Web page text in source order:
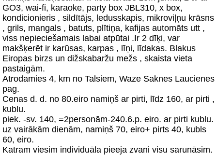
GO3, wai-fi, karaoke, party box JBL310, x box,
kondicionieris , sildītājs, ledusskapis, mikroviļņu krāsns
, grils, mangals , batuts, plītiņa, kafijas automāts utt ,
viss nepieciešamais labai atpūtai .Ir 2 dīķi, var
makšķerēt ir karūsas, karpas , līņi, līdakas. Blakus
Eiropas birzs un dižskabaržu mežs , skaista vieta
pastaigām.
Atrodamies 4, km no Talsiem, Waze Saknes Laucienes
pag.
Cenas d. d. no 80.eiro namiņš ar pirti, līdz 160, ar pirti ,
kublu.
piek. -sv. 140, =2personām-240.6.p. eiro. ar pirti kublu.
uz vairākām dienām, namiņš 70, eiro+ pirts 40, kubls
60, eiro.
Katram viesim individuāla pieeja zvani visu sarunāsim.